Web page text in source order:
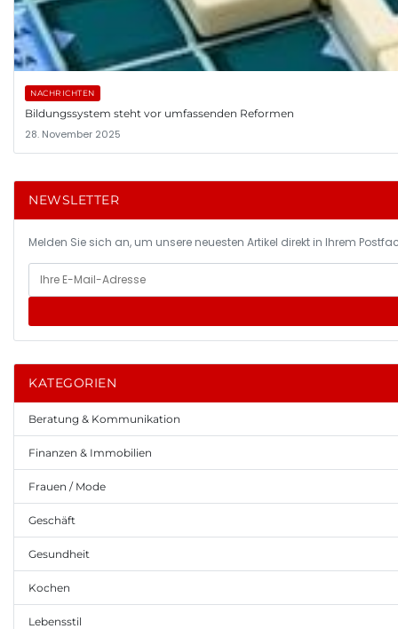
NACHRICHTEN
Bildungssystem steht vor umfassenden Reformen
28. November 2025
NEWSLETTER
Melden Sie sich an, um unsere neuesten Artikel direkt in Ihrem
KATEGORIEN
Beratung & Kommunikation
Finanzen & Immobilien
Frauen / Mode
Geschäft
Gesundheit
Kochen
Lebensstil